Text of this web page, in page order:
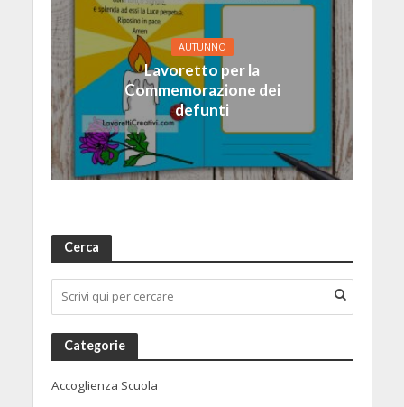
AUTUNNO
Lavoretto per la
Commemorazione dei
defunti
Cerca
Categorie
Accoglienza Scuola